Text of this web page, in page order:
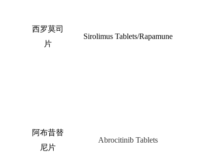
西罗莫司
片
Sirolimus Tablets/Rapamune
阿布昔替
尼片
Abrocitinib Tablets